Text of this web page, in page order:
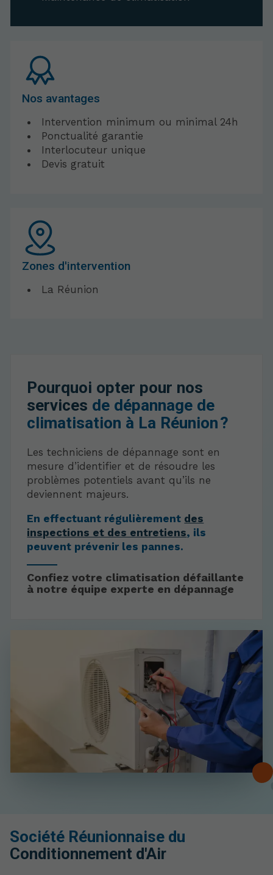
Nos avantages
Intervention minimum ou minimal 24h
Ponctualité garantie
Interlocuteur unique
Devis gratuit
Zones d'intervention
La Réunion
Pourquoi opter pour nos
services de dépannage de
climatisation à La Réunion ?
Les techniciens de dépannage sont en
mesure d’identifier et de résoudre les
problèmes potentiels avant qu’ils ne
deviennent majeurs.
En effectuant régulièrement des
inspections et des entretiens, ils
peuvent prévenir les pannes.
Confiez votre climatisation défaillante
à notre équipe experte en dépannage
Société Réunionnaise du
Conditionnement d'Air